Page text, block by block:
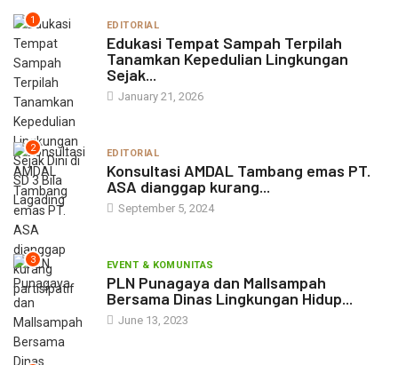
1 EDITORIAL
Edukasi Tempat Sampah Terpilah
Tanamkan Kepedulian Lingkungan
Sejak...
January 21, 2026
2 EDITORIAL
Konsultasi AMDAL Tambang emas PT.
ASA dianggap kurang...
September 5, 2024
3 EVENT & KOMUNITAS
PLN Punagaya dan Mallsampah
Bersama Dinas Lingkungan Hidup...
June 13, 2023